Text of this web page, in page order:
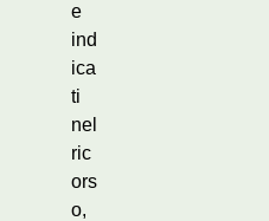
e
ind
ica
ti
nel
ric
ors
o,